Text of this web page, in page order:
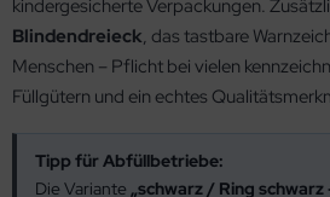
kindergesicherte Verpackungen.
Blindendreieck, das tastbare
Menschen – Pflicht bei vielen
Füllgütern und ein echtes
Tipp für Abfüllbetriebe:
Die Variante „schwarz / Ring